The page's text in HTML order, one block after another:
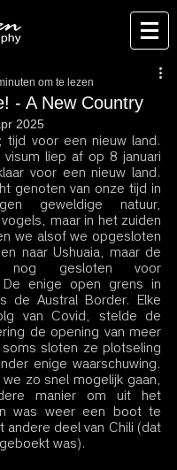
- A New Country
om te lezen
2025
tijd voor een nieuw land.
visum liep af op 8 januari
voor een nieuw land.
genoten van onze tijd in
geweldige natuur,
maar in het zuiden
we alsof we opgesloten
naar Ushuaia, maar de
nog gesloten voor
De enige open grens in
de Austral Border. Elke
van Covid, stelde de
de opening van meer
sloten ze plotseling
enige waarschuwing.
we zo snel mogelijk gaan,
manier om uit het
was weer een boot te
andere deel van Chili (dat
was).